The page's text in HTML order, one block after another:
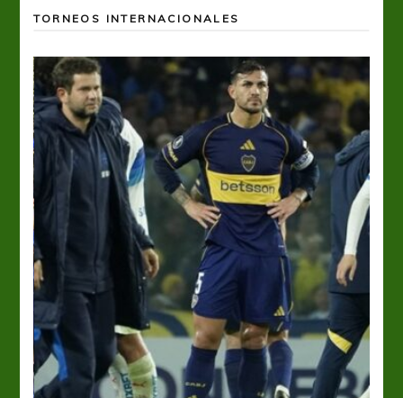
TORNEOS INTERNACIONALES